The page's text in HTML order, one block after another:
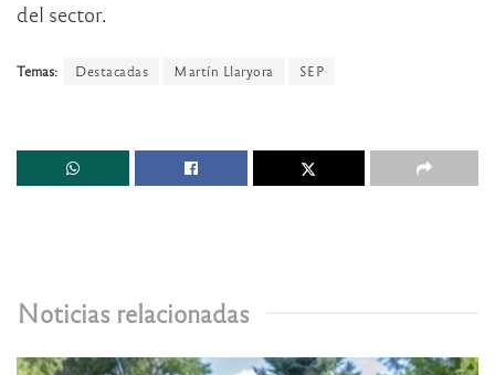
del sector.
Temas: Destacadas Martín Llaryora SEP
Noticias relacionadas